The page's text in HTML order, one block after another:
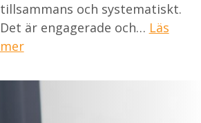
tillsammans och systematiskt.
Det är engagerade och… Läs
mer